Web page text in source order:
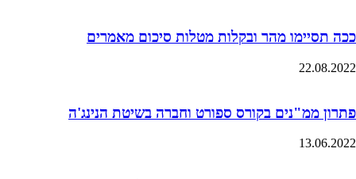
ככה תסיימו מהר ובקלות מטלות סיכום מאמרים
22.08.2022
פתרון ממ"נים בקורס ספורט וחברה בשיטת הנינג'ה
13.06.2022